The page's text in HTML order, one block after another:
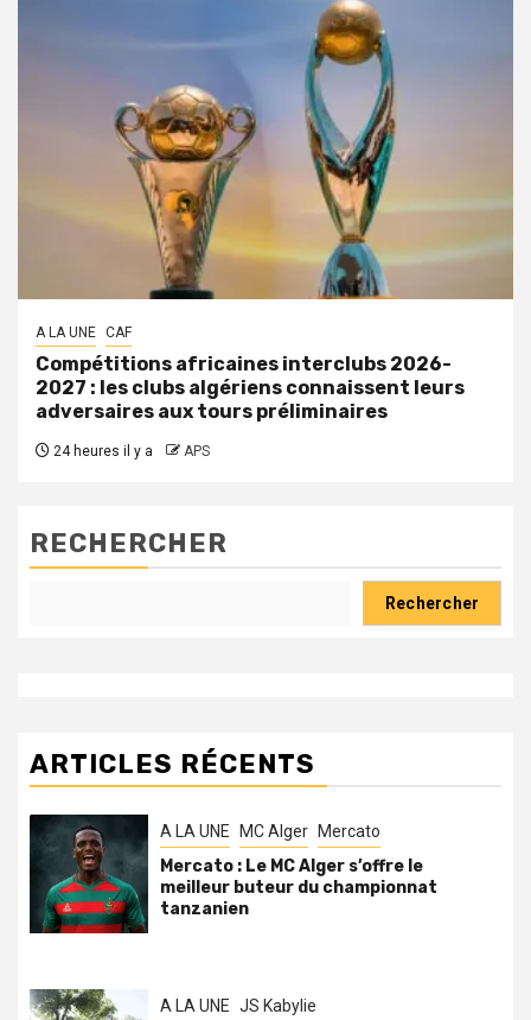
A LA UNE CAF
Compétitions africaines interclubs 2026-
2027 : les clubs algériens connaissent leurs
adversaires aux tours préliminaires
24 heures il y a APS
RECHERCHER
Rechercher
ARTICLES RÉCENTS
A LA UNE MC Alger Mercato
Mercato : Le MC Alger s’offre le
meilleur buteur du championnat
tanzanien
A LA UNE JS Kabylie